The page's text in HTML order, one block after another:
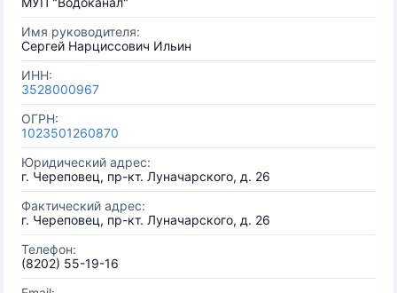
Имя руководителя:
Сергей Нарциссович Ильин
ИНН:
3528000967
ОГРН:
1023501260870
Юридический адрес:
г. Череповец, пр-кт. Луначарского, д. 26
Фактический адрес:
г. Череповец, пр-кт. Луначарского, д. 26
Телефон:
(8202) 55-19-16